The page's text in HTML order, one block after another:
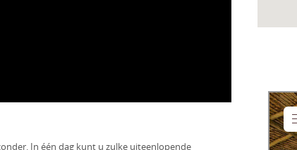
In één dag kunt u zulke uiteenlopende